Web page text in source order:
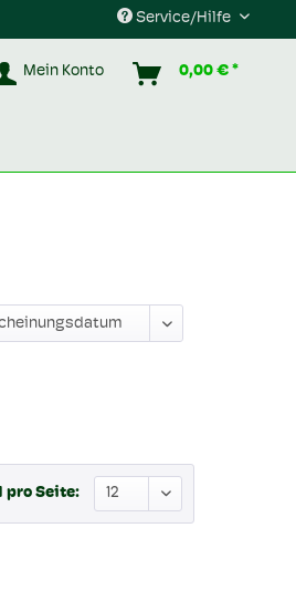
Service/Hilfe
Mein Konto 0,00 € *
pro Seite: